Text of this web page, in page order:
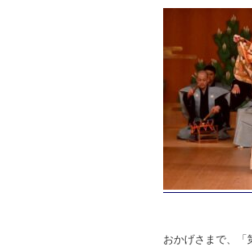
おかげさまで、